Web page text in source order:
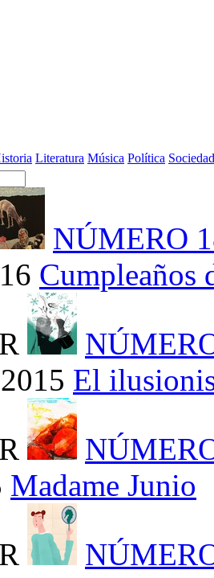
Literatura Música Política Sociedad
NÚMERO
Cumpleaños
El
Madame Junio